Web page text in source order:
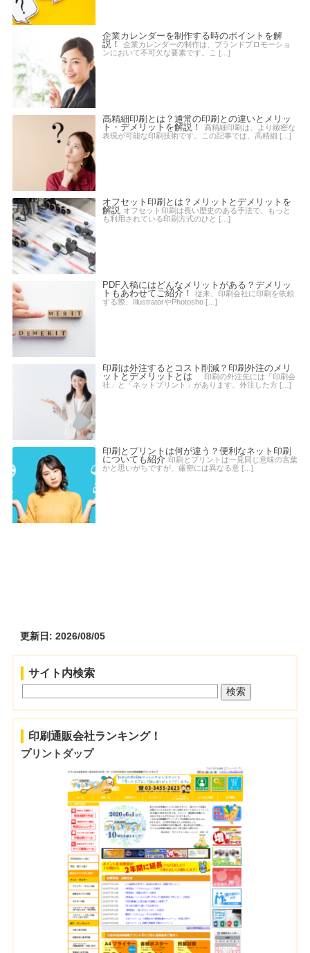
企業カレンダーを制作する時のポイントを解
説！
企業カレンダーの制作は、ブランドプロモーショ
ンにおいて不可欠な要素です。こ […]
高精細印刷とは？通常の印刷との違いとメリッ
ト・デメリットを解説！
高精細印刷は、より緻密な
表現が可能な印刷技術です。この記事では、高精細 […]
オフセット印刷とは？メリットとデメリットを
解説 オフセット印刷は長い歴史のある手法で、もっと
も利用されている印刷方式のひと […]
PDF入稿にはどんなメリットがある？デメリッ
トもあわせてご紹介！
従来、印刷会社に印刷を依頼
する際、IllustratorやPhotosho […]
印刷は外注するとコスト削減？印刷外注のメリ
ットとデメリットとは
印刷の外注先には「印刷会
社」と「ネットプリント」があります。外注した方 […]
印刷とプリントは何が違う？便利なネット印刷
についても紹介 印刷とプリントは一見同じ意味の言葉
かと思いがちですが、厳密には異なる意 […]
更新日: 2026/08/05
サイト内検索
印刷通販会社ランキング！
プリントダップ